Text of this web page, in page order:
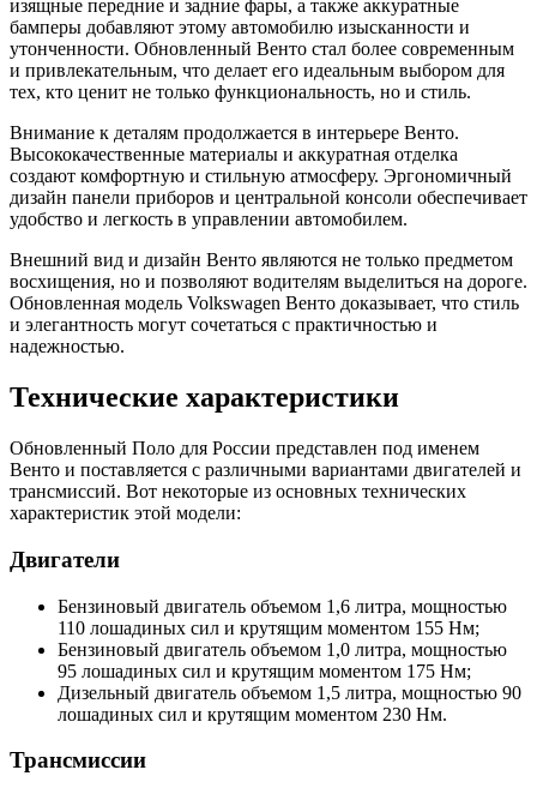
изящные передние и задние фары, а также аккуратные
бамперы добавляют этому автомобилю изысканности и
утонченности. Обновленный Венто стал более современным
и привлекательным, что делает его идеальным выбором для
тех, кто ценит не только функциональность, но и стиль.
Внимание к деталям продолжается в интерьере Венто.
Высококачественные материалы и аккуратная отделка
создают комфортную и стильную атмосферу. Эргономичный
дизайн панели приборов и центральной консоли обеспечивает
удобство и легкость в управлении автомобилем.
Внешний вид и дизайн Венто являются не только предметом
восхищения, но и позволяют водителям выделиться на дороге.
Обновленная модель Volkswagen Венто доказывает, что стиль
и элегантность могут сочетаться с практичностью и
надежностью.
Технические характеристики
Обновленный Поло для России представлен под именем
Венто и поставляется с различными вариантами двигателей и
трансмиссий. Вот некоторые из основных технических
характеристик этой модели:
Двигатели
Бензиновый двигатель объемом 1,6 литра, мощностью
110 лошадиных сил и крутящим моментом 155 Нм;
Бензиновый двигатель объемом 1,0 литра, мощностью
95 лошадиных сил и крутящим моментом 175 Нм;
Дизельный двигатель объемом 1,5 литра, мощностью 90
лошадиных сил и крутящим моментом 230 Нм.
Трансмиссии